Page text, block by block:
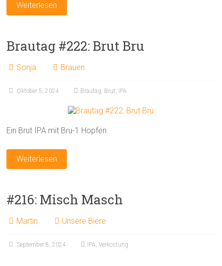
Weiterlesen
Brautag #222: Brut Bru
Sonja Brauen
Oktober 5, 2024 Brautag, Brut, IPA
Ein Brut IPA mit Bru-1 Hopfen.
Weiterlesen
#216: Misch Masch
Martin Unsere Biere
September 8, 2024 IPA,Verkostung